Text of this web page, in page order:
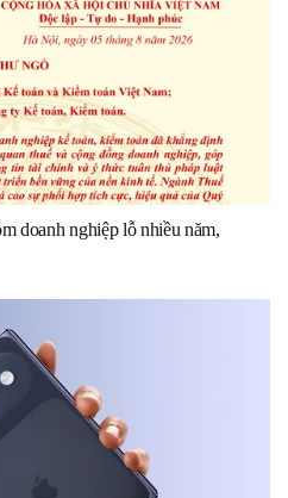
doanh nghiệp lỗ nhiều năm,